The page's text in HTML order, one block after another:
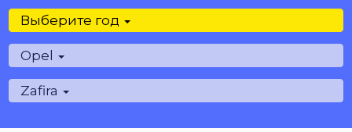
Выберите год
Opel
Zafira